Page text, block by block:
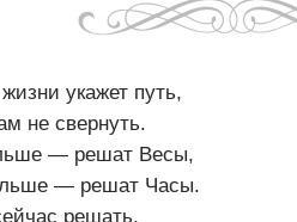
укажет путь,
не свернуть.
— решат Весы,
— решат Часы.
решать,